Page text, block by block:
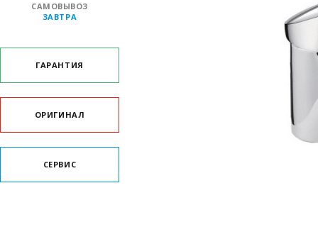
САМОВЫВОЗ
ЗАВТРА
ГАРАНТИЯ
ОРИГИНАЛ
СЕРВИС